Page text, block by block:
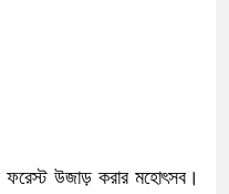
ফরেস্ট উজাড় করার মহোৎসব।